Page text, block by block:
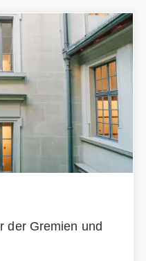
der Gremien und